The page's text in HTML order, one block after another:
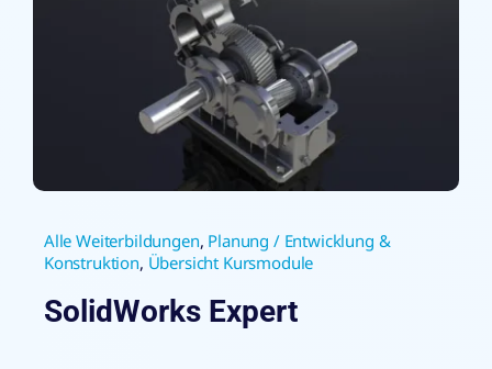
Alle Weiterbildungen, Planung / Entwicklung &
Konstruktion, Übersicht Kursmodule
SolidWorks Expert